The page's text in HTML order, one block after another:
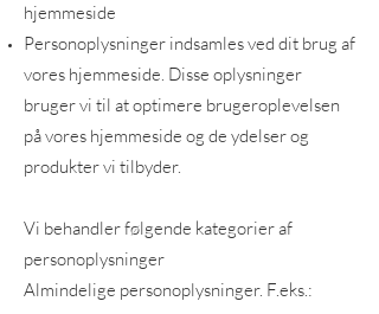
hjemmeside
Personoplysninger indsamles ved dit brug af
vores hjemmeside. Disse oplysninger
bruger vi til at optimere brugeroplevelsen
på vores hjemmeside og de ydelser og
produkter vi tilbyder.
Vi behandler følgende kategorier af
personoplysninger
Almindelige personoplysninger. F.eks.: